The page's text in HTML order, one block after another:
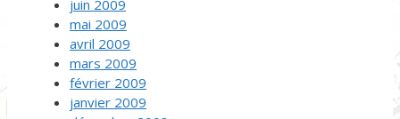
juin 2009
mai 2009
avril 2009
mars 2009
février 2009
janvier 2009